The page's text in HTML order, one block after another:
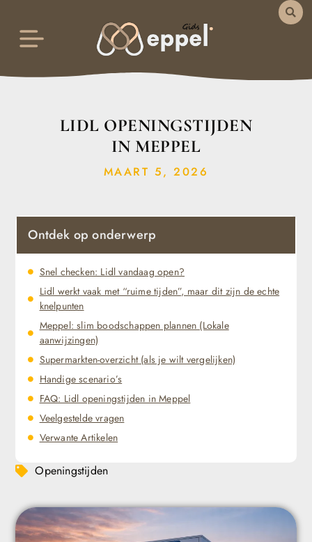
LIDL OPENINGSTIJDEN
IN MEPPEL
MAART 5, 2026
Ontdek op onderwerp
Snel checken: Lidl vandaag open?
Lidl werkt vaak met “ruime tijden”, maar dit zijn de echte
knelpunten
Meppel: slim boodschappen plannen (Lokale
aanwijzingen)
Supermarkten-overzicht (als je wilt vergelijken)
Handige scenario’s
FAQ: Lidl openingstijden in Meppel
Veelgestelde vragen
Verwante Artikelen
Openingstijden